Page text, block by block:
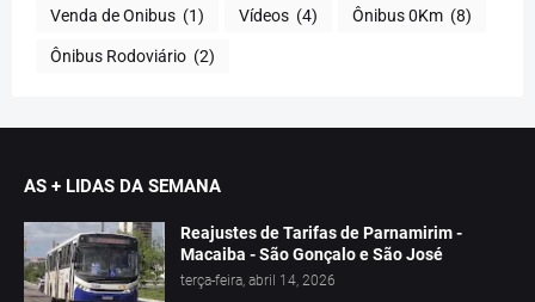
Venda de Onibus (1) Vídeos (4) Ônibus 0Km (8)
Ônibus Rodoviário (2)
AS + LIDAS DA SEMANA
Reajustes de Tarifas de Parnamirim -
Macaiba - São Gonçalo e São José
terça-feira, abril 14, 2026